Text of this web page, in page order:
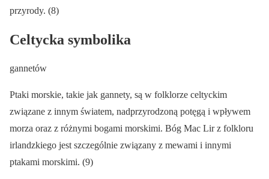
przyrody. (8)
Celtycka symbolika
gannetów
Ptaki morskie, takie jak gannety, są w folklorze celtyckim
związane z innym światem, nadprzyrodzoną potęgą i wpływem
morza oraz z różnymi bogami morskimi. Bóg Mac Lir z folkloru
irlandzkiego jest szczególnie związany z mewami i innymi
ptakami morskimi. (9)